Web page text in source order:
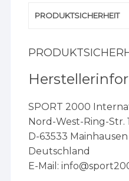
PRODUKTSICHERHEIT
SPORT 2000
Nord-West-Ring-Str.
D-63533 Mainhausen
Deutschland
E-Mail: